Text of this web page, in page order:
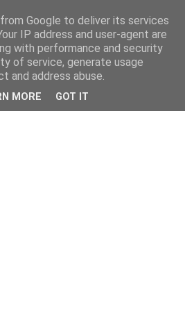
Google to deliver its services
IP address and user-agent are
with performance and security
of service, generate usage
and address abuse.
MORE GOT IT